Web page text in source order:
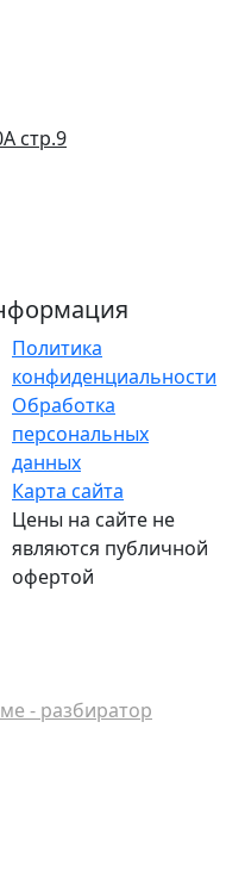
стр.9
Политика
конфиденциальности
Обработка
персональных
данных
Карта сайта
Цены на сайте не
являются публичной
офертой
- разбиратор